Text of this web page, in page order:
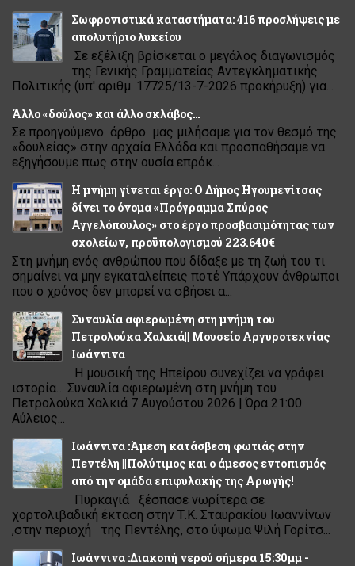
Σωφρονιστικά καταστήματα: 416 προσλήψεις με
απολυτήριο λυκείου
Σε εξέλιξη βρίσκεται ο μεγάλος διαγωνισμός
της Γενικής Γραμματείας Αντεγκληματικής
Πολιτικής (υπ' αριθμ. 17725/13-7-2026 προκήρυξη) για...
Άλλο «δούλος» και άλλο σκλάβος…
Σε προηγούμενο άρθρο μας μιλήσαμε για τον θεσμό της
«δουλείας» στην αρχαία Ελλάδα και προσπαθήσαμε να
εξηγήσουμε πως στην ουσία επρόκ...
Η μνήμη γίνεται έργο: Ο Δήμος Ηγουμενίτσας
δίνει το όνομα «Πρόγραμμα Σπύρος
Αγγελόπουλος» στο έργο προσβασιμότητας των
σχολείων, προϋπολογισμού 223.640€
Στη μνήμη ενός ανθρώπου που δίδαξε με τη ζωή του τι
σημαίνει να μην εγκαταλείπεις ποτέ Υπάρχουν άνθρωποι
που ο χρόνος δεν μπορεί να σβήσει α...
Συναυλία αφιερωμένη στη μνήμη του
Πετρολούκα Χαλκιά|| Μουσείο Αργυροτεχνίας
Ιωάννινα
Η μουσική της Ηπείρου συνεχίζει να γράφει
ιστορία… Συναυλία αφιερωμένη στη μνήμη του
Πετρολούκα Χαλκιά 7 Αυγούστου 2026 | Ώρα 21:00
Αύλειος...
Ιωάννινα :Άμεση κατάσβεση φωτιάς στην
Πεντέλη ||Πολύτιμος και ο άμεσος εντοπισμός
από την ομάδα επιφυλακής της Αρωγής!
Πυρκαγιά ξέσπασε νωρίτερα σε
χορτολιβαδική έκταση στην Τ.Κ. Σταυρακίου Ιωαννίνων
,στην περιοχή της Πεντέλης, στο ύψωμα Ψιλή Γορίτσ...
Ιωάννινα :Διακοπή νερού σήμερα 15:30μμ -